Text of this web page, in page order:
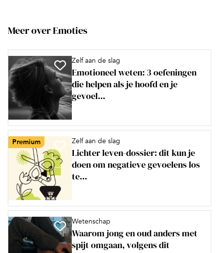
Meer over Emoties
Zelf aan de slag
Emotioneel weten: 3 oefeningen
die helpen als je hoofd en je
gevoel...
Premium Zelf aan de slag
Lichter leven-dossier: dit kun je
doen om negatieve gevoelens los
te...
Wetenschap
Waarom jong en oud anders met
spijt omgaan, volgens dit